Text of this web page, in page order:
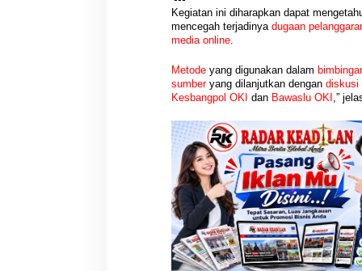
a
d
a
i
P
i
k
a
d
a
S
r
e
n
t
Kegiatan ini diharapkan dapat
mencegah terjadinya dugaan
media online.
Metodeyang digunakan dalam
sumberyang dilanjutkan dengan diskusi
Kesbangpol OKI dan Bawaslu OKI ,”